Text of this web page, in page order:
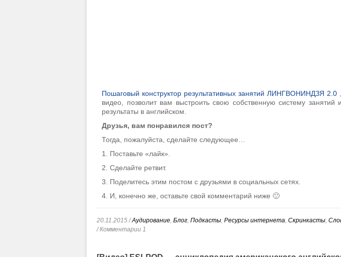
Пошаговый конструктор результативных занятий ЛИНГВОНИНДЗЯ 2.0
видео, позволит вам выстроить свою собственную систему занятий
результаты в английском.
Друзья, вам понравился пост?
Тогда, пожалуйста, сделайте следующее…
1. Поставьте «лайк».
2. Сделайте ретвит.
3. Поделитесь этим постом с друзьями в социальных сетях.
4. И, конечно же, оставьте свой комментарий ниже 🙂
20.11.2015 /Аудирование, Блог, Подкасты, Ресурсы интернета, Скринкасты,
/ Комментарии 1